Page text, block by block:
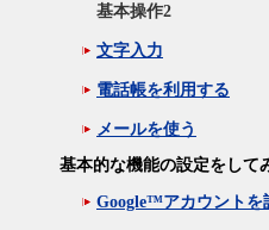
基本操作2
文字入力
電話帳を利用する
メールを使う
基本的な機能の設定をして
Google™アカウントを